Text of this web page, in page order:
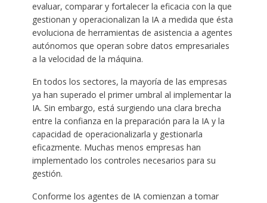
evaluar, comparar y fortalecer la eficacia con la que
gestionan y operacionalizan la IA a medida que ésta
evoluciona de herramientas de asistencia a agentes
autónomos que operan sobre datos empresariales
a la velocidad de la máquina.
En todos los sectores, la mayoría de las empresas
ya han superado el primer umbral al implementar la
IA. Sin embargo, está surgiendo una clara brecha
entre la confianza en la preparación para la IA y la
capacidad de operacionalizarla y gestionarla
eficazmente. Muchas menos empresas han
implementado los controles necesarios para su
gestión.
Conforme los agentes de IA comienzan a tomar